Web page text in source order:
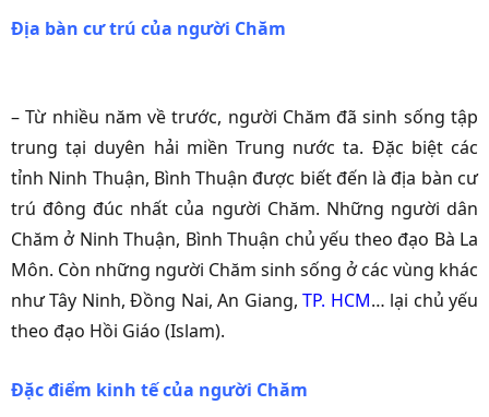
Địa bàn cư trú của người Chăm
– Từ nhiều năm về trước, người Chăm đã sinh sống tập
trung tại duyên hải miền Trung nước ta. Đặc biệt các
tỉnh Ninh Thuận, Bình Thuận được biết đến là địa bàn cư
trú đông đúc nhất của người Chăm. Những người dân
Chăm ở Ninh Thuận, Bình Thuận chủ yếu theo đạo Bà La
Môn. Còn những người Chăm sinh sống ở các vùng khác
như Tây Ninh, Đồng Nai, An Giang,TP. HCM… lại chủ yếu
theo đạo Hồi Giáo (Islam).
Đặc điểm kinh tế của người Chăm